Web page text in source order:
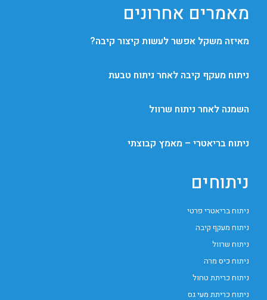
מאמרים אחרונים
מאיזה משקל אפשר לעשות קיצור קיבה?
ניתוח מעקף קיבה לאחר ניתוח טבעת
השמנה לאחר ניתוח שרוול
ניתוח בריאטרי – מאמץ קבוצתי
ניתוחים
ניתוח בריאטרי פרטי
ניתוח מעקף קיבה
ניתוח שרוול
ניתוח כיס מרה
ניתוח כריתת טחול
ניתוח כריתת מעי גס